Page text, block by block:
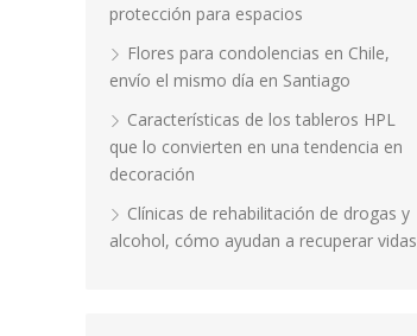
protección para espacios
Flores para condolencias en Chile,
envío el mismo día en Santiago
Características de los tableros HPL
que lo convierten en una tendencia en
decoración
Clínicas de rehabilitación de drogas y
alcohol, cómo ayudan a recuperar vidas